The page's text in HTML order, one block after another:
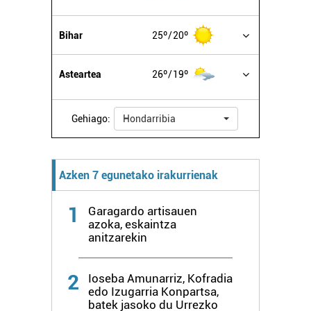
Bihar 25º 20º
Asteartea 26º 19º
Gehiago: Hondarribia
Azken 7 egunetako irakurrienak
1
Garagardo artisauen
azoka, eskaintza
anitzarekin
2
Ioseba Amunarriz, Kofradia
edo Izugarria Konpartsa,
batek jasoko du Urrezko